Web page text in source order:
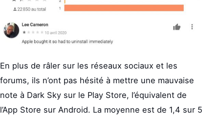
En plus de râler sur les réseaux sociaux et les
forums, ils n’ont pas hésité à mettre une mauvaise
note à Dark Sky sur le Play Store, l’équivalent de
l’App Store sur Android. La moyenne est de 1,4 sur 5